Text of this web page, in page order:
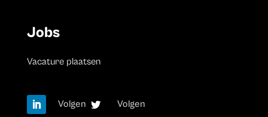
Jobs
Vacature plaatsen
Volgen Volgen